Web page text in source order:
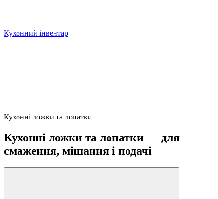
Кухонний інвентар
Кухонні ложки та лопатки
Кухонні ложки та лопатки — для
смаження, мішання і подачі